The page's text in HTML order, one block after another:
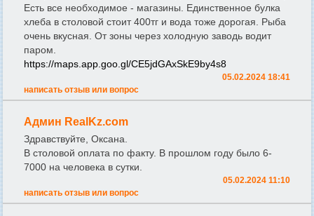
Есть все необходимое - магазины. Единственное булка
хлеба в столовой стоит 400тг и вода тоже дорогая. Рыба
очень вкусная. От зоны через холодную заводь водит
паром.
https://maps.app.goo.gl/CE5jdGAxSkE9by4s8
05.02.2024 18:41
написать отзыв или вопрос
Админ RealKz.com
Здравствуйте, Оксана.
В столовой оплата по факту. В прошлом году было 6-
7000 на человека в сутки.
05.02.2024 11:10
написать отзыв или вопрос